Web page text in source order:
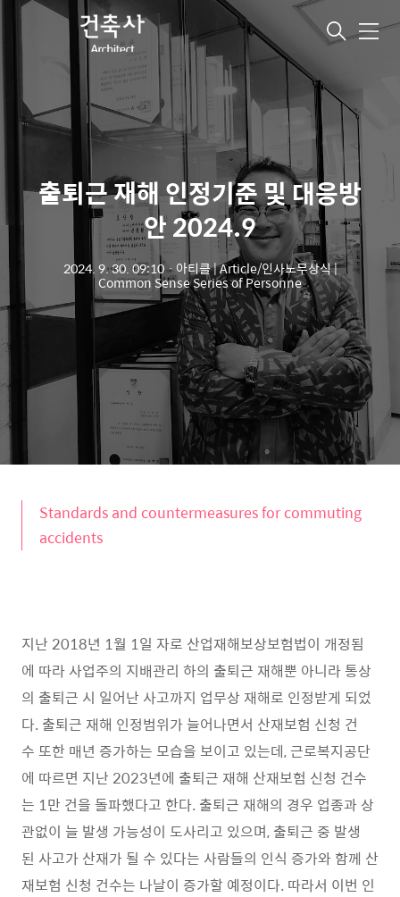
메
출퇴근 재해 인정기준 및 대응방
안 2024.9
2024. 9. 30. 09:10ㆍ아티클 | Article/인사노무상식 |
Common Sense Series of Personne
Standards and countermeasures for commuting
accidents
지난 2018년 1월 1일 자로 산업재해보상보험법이 개정됨
에 따라 사업주의 지배관리 하의 출퇴근 재해뿐 아니라 통상
의 출퇴근 시 일어난 사고까지 업무상 재해로 인정받게 되었
다. 출퇴근 재해 인정범위가 늘어나면서 산재보험 신청 건
수 또한 매년 증가하는 모습을 보이고 있는데, 근로복지공단
에 따르면 지난 2023년에 출퇴근 재해 산재보험 신청 건수
는 1만 건을 돌파했다고 한다. 출퇴근 재해의 경우 업종과 상
관없이 늘 발생 가능성이 도사리고 있으며, 출퇴근 중 발생
된 사고가 산재가 될 수 있다는 사람들의 인식 증가와 함께 산
재보험 신청 건수는 나날이 증가할 예정이다. 따라서 이번 인